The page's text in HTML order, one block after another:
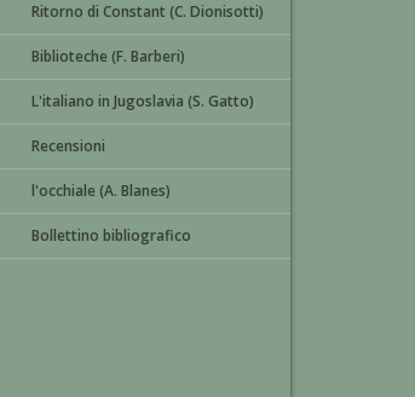
Ritorno di Constant (C. Dionisotti)
Biblioteche (F. Barberi)
L'italiano in Jugoslavia (S. Gatto)
Recensioni
l'occhiale (A. Blanes)
Bollettino bibliografico